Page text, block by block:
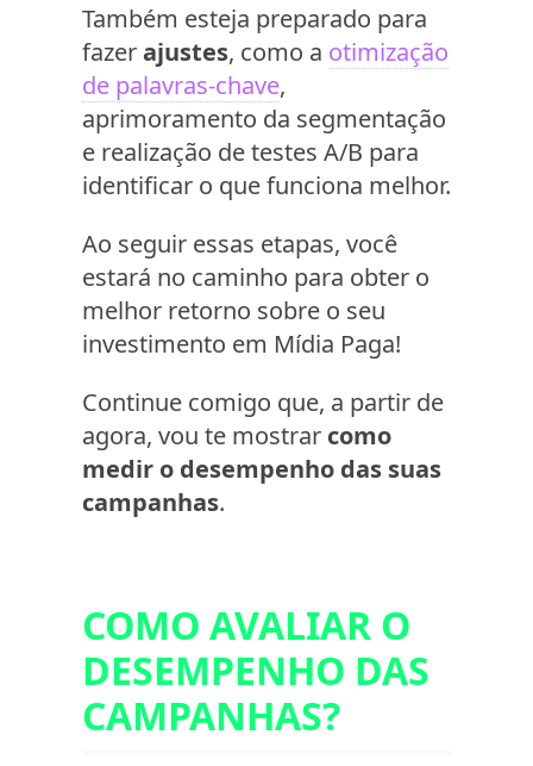
Também esteja preparado para
fazerajustes, como a otimização
de palavras-chave,
aprimoramento da segmentação
e realização de testes A/B para
identificar o que funciona melhor.
Ao seguir essas etapas, você
estará no caminho para obter o
melhor retorno sobre o seu
investimento em Mídia Paga!
Continue comigo que, a partir de
agora, vou te mostrar como
medir o desempenho das suas
campanhas.
COMO AVALIAR O
DESEMPENHO DAS
CAMPANHAS?